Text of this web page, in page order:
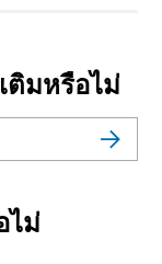
ติมหรือไม่
ไม่